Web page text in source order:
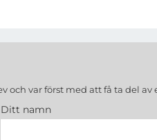
och var först med att få ta del
Ditt namn